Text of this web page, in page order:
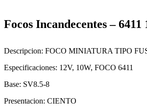
Focos Incandecentes – 6411
Descripcion: FOCO MINIATURA TIPO
Especificaciones: 12V, 10W, FOCO 6411
Base: SV8.5-8
Presentacion: CIENTO